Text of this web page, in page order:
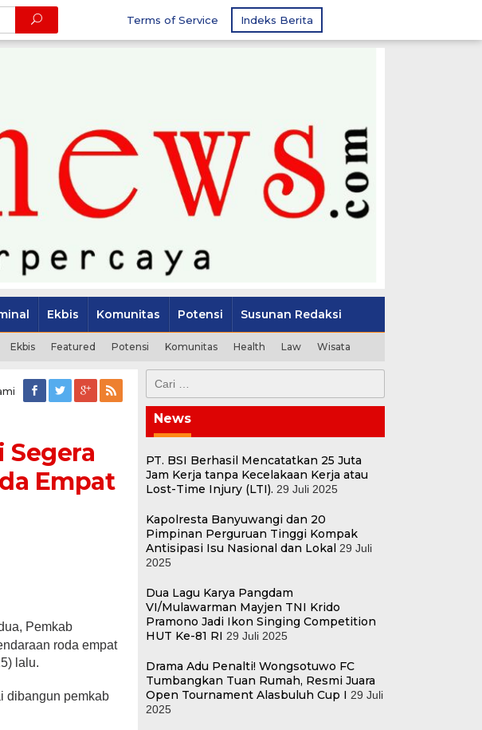
Terms of Service Indeks Berita
Ekbis Komunitas Potensi Susunan Redaksi
Ekbis Featured Potensi Komunitas Health Law Wisata
Segera
Empat
Pemkab
roda empat
lalu.
dibangun pemkab
untuk:
News
PT. BSI Berhasil Mencatatkan 25 Juta
Jam Kerja tanpa Kecelakaan Kerja atau
Lost-Time Injury (LTI). 29 Juli 2025
Kapolresta Banyuwangi dan 20
Pimpinan Perguruan Tinggi Kompak
Antisipasi Isu Nasional dan Lokal 29 Juli
2025
Dua Lagu Karya Pangdam
VI/Mulawarman Mayjen TNI Krido
Pramono Jadi Ikon Singing Competition
HUT Ke-81 RI 29 Juli 2025
Drama Adu Penalti! Wongsotuwo FC
Tumbangkan Tuan Rumah, Resmi Juara
Open Tournament Alasbuluh Cup I 29 Juli
2025